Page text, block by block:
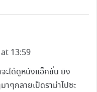
13:59
ะได้ดูหนังแอ็คชั่น ยิง
ๆกลายเป็ดราม่าไปซะ